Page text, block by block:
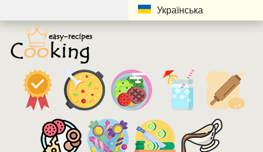
Українська